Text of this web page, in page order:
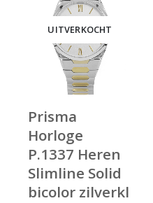
UITVERKOCHT
Prisma
Horloge
P.1337 Heren
Slimline Solid
bicolor zilverkl